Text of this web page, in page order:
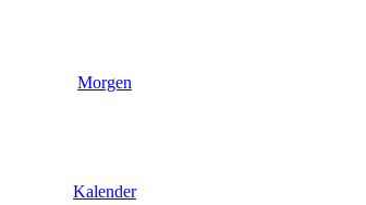
Morgen
Kalender